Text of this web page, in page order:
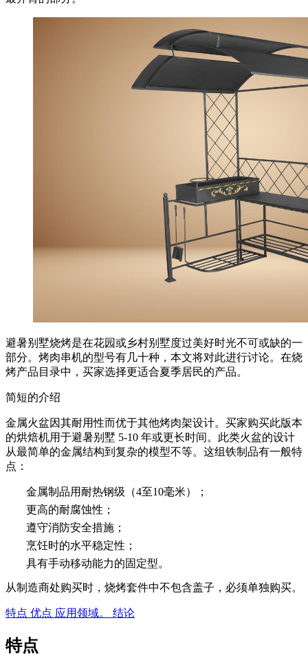
避暑别墅烧烤是在花园或乡村别墅度过美好时光不可或缺的一
部分。烤肉串机的型号有几十种，本文将对此进行讨论。在烧
烤产品目录中，买家选择更适合夏季居民的产品。
简短的介绍
金属火盆因其耐用性而优于其他烤肉架设计。买家购买此版本
的烘焙机用于避暑别墅 5-10 年或更长时间。此类火盆的设计
从最简单的金属结构到复杂的模型不等。这组铁制品有一般特
点：
金属制品用耐热钢级（4至10毫米）；
更高的耐腐蚀性；
遵守消防安全措施；
烹饪时的水平稳定性；
具有手动移动能力的固定型。
从制造商处购买时，烧烤套件中不包含盖子，必须单独购买。
特点 优点 应用领域。 结论
特点